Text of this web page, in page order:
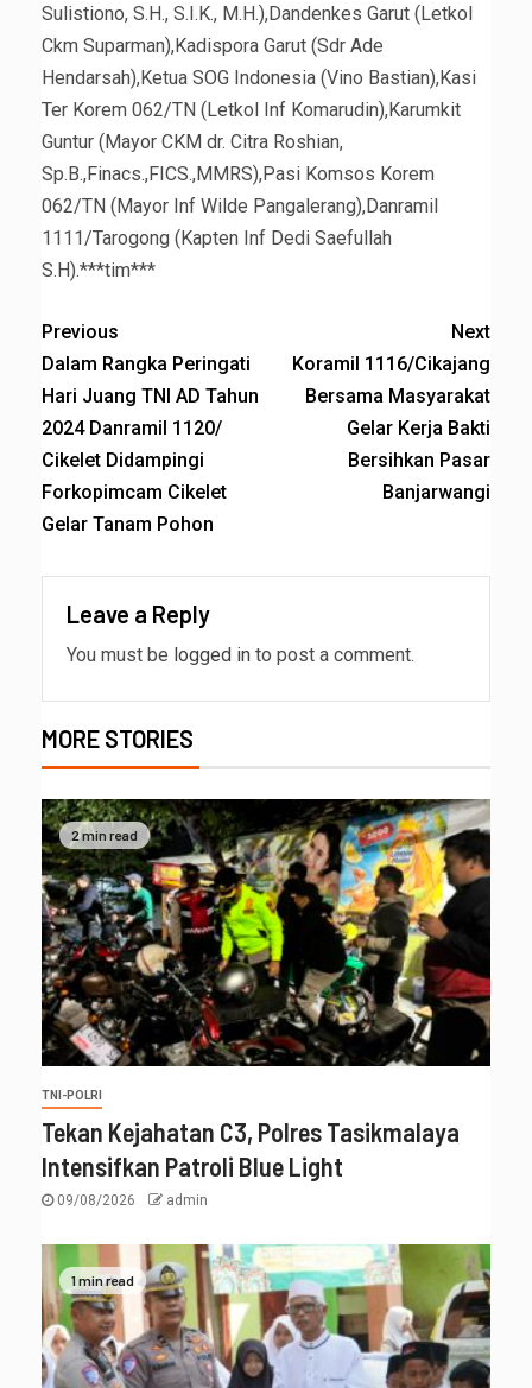
Sulistiono, S.H., S.I.K., M.H.),Dandenkes Garut (Letkol
Ckm Suparman),Kadispora Garut (Sdr Ade
Hendarsah),Ketua SOG Indonesia (Vino Bastian),Kasi
Ter Korem 062/TN (Letkol Inf Komarudin),Karumkit
Guntur (Mayor CKM dr. Citra Roshian,
Sp.B.,Finacs.,FICS.,MMRS),Pasi Komsos Korem
062/TN (Mayor Inf Wilde Pangalerang),Danramil
1111/Tarogong (Kapten Inf Dedi Saefullah
S.H).***tim***
Previous
Dalam Rangka Peringati
Hari Juang TNI AD Tahun
2024 Danramil 1120/
Cikelet Didampingi
Forkopimcam Cikelet
Gelar Tanam Pohon
Next
Koramil 1116/Cikajang
Bersama Masyarakat
Gelar Kerja Bakti
Bersihkan Pasar
Banjarwangi
Leave a Reply
You must be logged in to post a comment.
MORE STORIES
2 min read
TNI-POLRI
Tekan Kejahatan C3, Polres Tasikmalaya
Intensifkan Patroli Blue Light
09/08/2026 admin
1 min read